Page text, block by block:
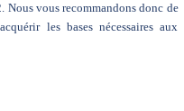
vous recommandons donc de
les bases nécessaires aux